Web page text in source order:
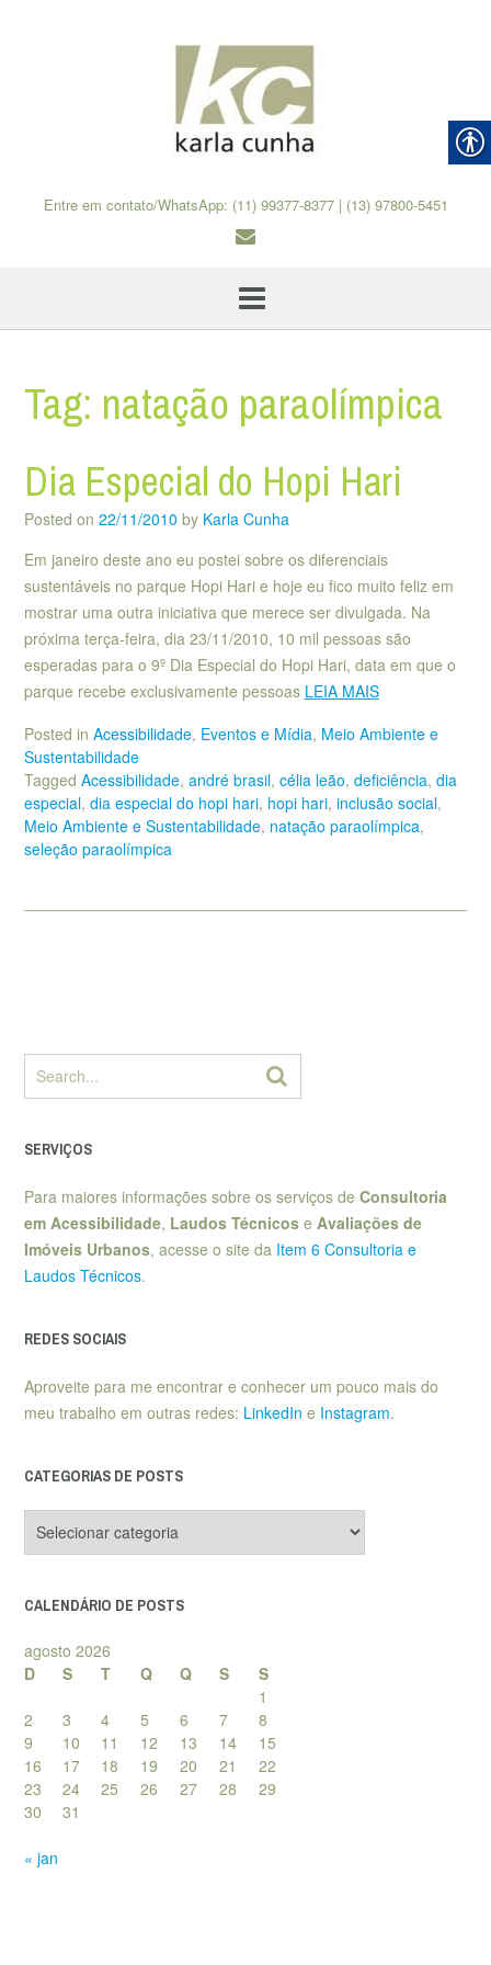
Entre em contato/WhatsApp: (11) 99377-8377 | (13) 97800-5451
Tag: natação paraolímpica
Dia Especial do Hopi Hari
Posted on 22/11/2010 by Karla Cunha
Em janeiro deste ano eu postei sobre os diferenciais
sustentáveis no parque Hopi Hari e hoje eu fico muito feliz em
mostrar uma outra iniciativa que merece ser divulgada. Na
próxima terça-feira, dia 23/11/2010, 10 mil pessoas são
esperadas para o 9º Dia Especial do Hopi Hari, data em que o
parque recebe exclusivamente pessoas LEIA MAIS
Posted in Acessibilidade, Eventos e Mídia, Meio Ambiente e
Sustentabilidade
Tagged Acessibilidade, andré brasil, célia leão, deficiência, dia
especial, dia especial do hopi hari, hopi hari, inclusão social,
Meio Ambiente e Sustentabilidade, natação paraolímpica,
seleção paraolímpica
SERVIÇOS
Para maiores informações sobre os serviços de Consultoria
em Acessibilidade, Laudos Técnicos e Avaliações de
Imóveis Urbanos, acesse o site da Item 6 Consultoria e
Laudos Técnicos.
REDES SOCIAIS
Aproveite para me encontrar e conhecer um pouco mais do
meu trabalho em outras redes: LinkedIn e Instagram.
CATEGORIAS DE POSTS
de
CALENDÁRIO DE POSTS
agosto 2026
D
S T Q Q S
S
1
2
3 4 5 6 7
8
9
10 11 12 13 14
15
16
17 18 19 20 21
22
23
24 25 26 27 28
29
30
31
« jan